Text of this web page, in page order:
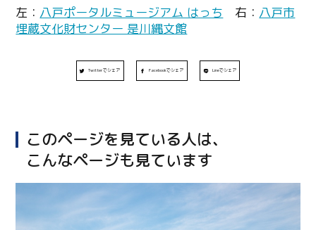
左： 八戸ポータルミュージアム はっち 右： 八戸市
埋蔵文化財センター 是川縄文館
Twitterでシェア Facebookでシェア Lineでシェア
このページを見ている人は、
こんなページも見ています